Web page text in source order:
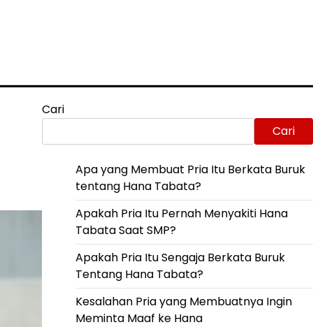
Cari
Cari
Apa yang Membuat Pria Itu Berkata Buruk
tentang Hana Tabata?
Apakah Pria Itu Pernah Menyakiti Hana
Tabata Saat SMP?
Apakah Pria Itu Sengaja Berkata Buruk
Tentang Hana Tabata?
Kesalahan Pria yang Membuatnya Ingin
Meminta Maaf ke Hana